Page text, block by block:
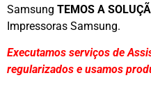
Samsung TEMOS A
Impressoras Samsung.
Executamos serviços de
regularizados e usamos